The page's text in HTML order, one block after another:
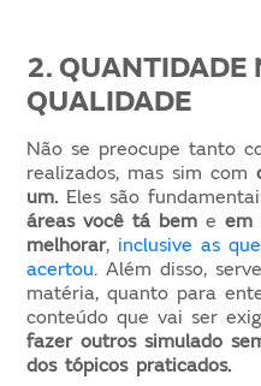
2. QUANTIDADE
QUALIDADE
Não se preocupe tanto
realizados, mas sim com
um.Eles são
áreas você tá bem eem
melhorar, inclusive as
acertou. Além disso,
matéria, quanto para
conteúdo que vai ser
fazer outros simulado
dos tópicos praticados.